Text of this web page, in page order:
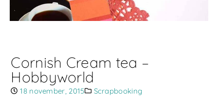
Cornish Cream tea –
Hobbyworld
18 november, 2015
Scrapbooking